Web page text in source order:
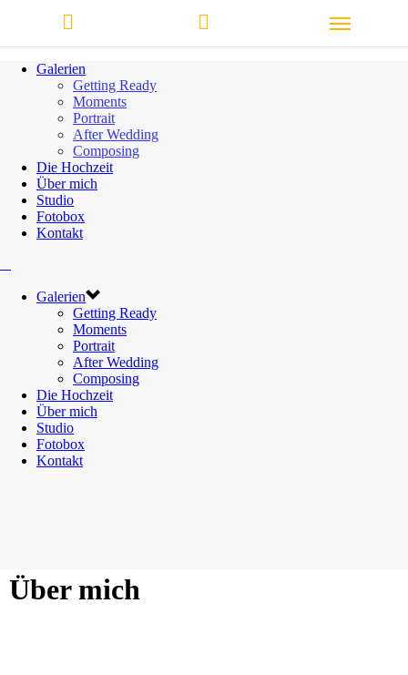
Galerien
Getting Ready
Moments
Portrait
After Wedding
Composing
Die Hochzeit
Über mich
Studio
Fotobox
Kontakt
Galerien
Getting Ready
Moments
Portrait
After Wedding
Composing
Die Hochzeit
Über mich
Studio
Fotobox
Kontakt
Über mich